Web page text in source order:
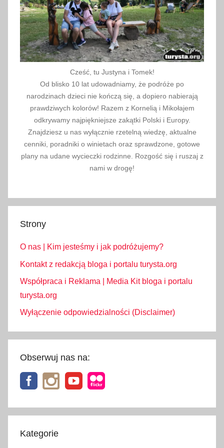
Cześć, tu Justyna i Tomek!
Od blisko 10 lat udowadniamy, że podróże po
narodzinach dzieci nie kończą się, a dopiero nabierają
prawdziwych kolorów! Razem z Kornelią i Mikołajem
odkrywamy najpiękniejsze zakątki Polski i Europy.
Znajdziesz u nas wyłącznie rzetelną wiedzę, aktualne
cenniki, poradniki o winietach oraz sprawdzone, gotowe
plany na udane wycieczki rodzinne. Rozgość się i ruszaj z
nami w drogę!
Strony
O nas | Kim jesteśmy i jak podróżujemy?
Kontakt z redakcją bloga i portalu turysta.org
Współpraca i Reklama | Media Kit bloga i portalu
turysta.org
Wyłączenie odpowiedzialności (Disclaimer)
Obserwuj nas na:
Kategorie